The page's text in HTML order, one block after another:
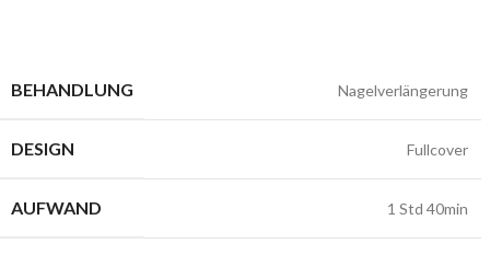
BEHANDLUNG Nagelverlängerung
DESIGN Fullcover
AUFWAND 1 Std 40min